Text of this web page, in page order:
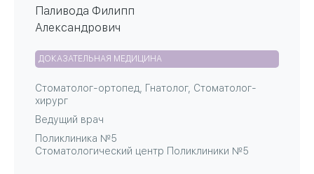
Паливода Филипп
Александрович
ДОКАЗАТЕЛЬНАЯ МЕДИЦИНА
Стоматолог-ортопед, Гнатолог, Стоматолог-
хирург
Ведущий врач
Поликлиника №5
Стоматологический центр Поликлиники №5